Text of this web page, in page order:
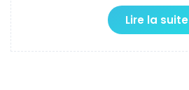
Lire la suite